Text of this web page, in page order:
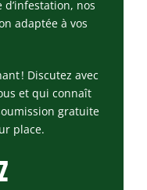
nos
adaptée à vos
! Discutez avec
et qui connaît
gratuite
place.